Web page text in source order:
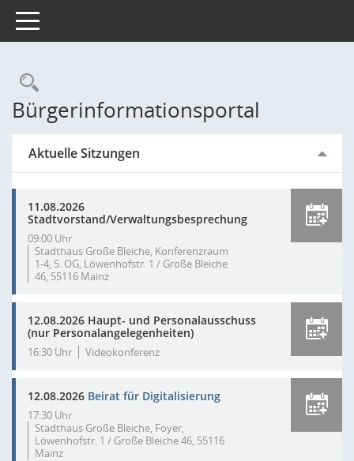
Toggle navigation
Rechercheauswahl
Bürgerinformationsportal
Aktuelle Sitzungen
11.08.2026
Stadtvorstand/Verwaltungsbesprechung
09:00 Uhr
Stadthaus Große Bleiche, Konferenzraum
1-4, 5. OG, Löwenhofstr. 1 / Große Bleiche
46, 55116 Mainz
12.08.2026 Haupt- und Personalausschuss
(nur Personalangelegenheiten)
16:30 Uhr Videokonferenz
12.08.2026 Beirat für Digitalisierung
17:30 Uhr
Stadthaus Große Bleiche, Foyer,
Löwenhofstr. 1 / Große Bleiche 46, 55116
Mainz